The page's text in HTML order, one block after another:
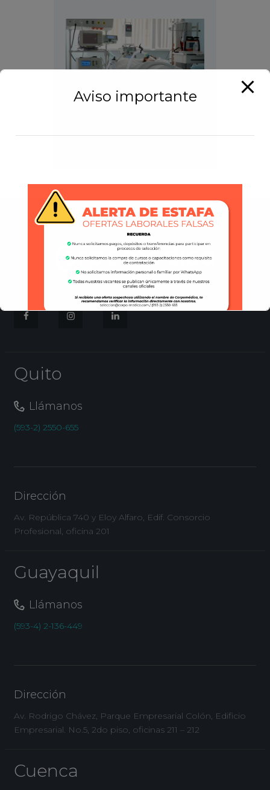
Hospitalizados Intubados
Quito
Llámanos
(593-2) 2550-655
Dirección
Av. República 740 y Eloy Alfaro, Edif. Consorcio
Profesional, oficina 201
Guayaquil
Llámanos
(593-4) 2-136-449
Dirección
Av. Rodrigo Chávez, Parque Empresarial Colón, Edificio
Empresarial. No.5, 2do piso, oficinas 211 – 212
Cuenca
Aviso importante